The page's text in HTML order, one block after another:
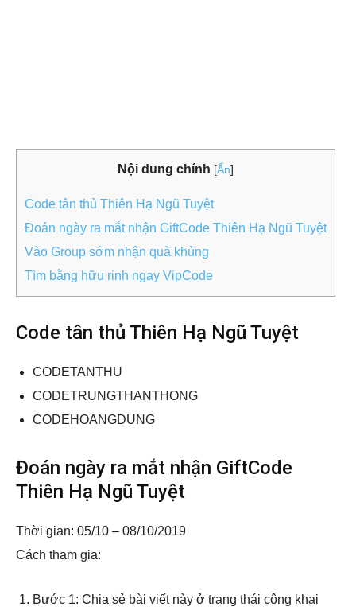
Nội dung chính [Ẩn]
Code tân thủ Thiên Hạ Ngũ Tuyệt
Đoán ngày ra mắt nhận GiftCode Thiên Hạ Ngũ Tuyệt
Vào Group sớm nhận quà khủng
Tìm bằng hữu rinh ngay VipCode
Code tân thủ Thiên Hạ Ngũ Tuyệt
CODETANTHU
CODETRUNGTHANTHONG
CODEHOANGDUNG
Đoán ngày ra mắt nhận GiftCode
Thiên Hạ Ngũ Tuyệt
Thời gian: 05/10 – 08/10/2019
Cách tham gia:
Bước 1: Chia sẻ bài viết này ở trạng thái công khai